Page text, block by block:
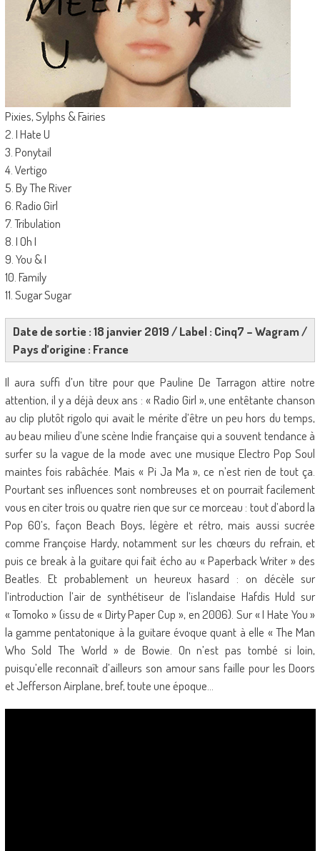
Pixies, Sylphs & Fairies
2. I Hate U
3. Ponytail
4. Vertigo
5. By The River
6. Radio Girl
7. Tribulation
8. I Oh I
9. You & I
10. Family
11. Sugar Sugar
Date de sortie : 18 janvier 2019 / Label : Cinq7 – Wagram /
Pays d’origine : France
Il aura suffi d’un titre pour que Pauline De Tarragon attire notre
attention, il y a déjà deux ans : « Radio Girl », une entêtante chanson
au clip plutôt rigolo qui avait le mérite d’être un peu hors du temps,
au beau milieu d’une scène Indie française qui a souvent tendance à
surfer su la vague de la mode avec une musique Electro Pop Soul
maintes fois rabâchée. Mais « Pi Ja Ma », ce n’est rien de tout ça.
Pourtant ses influences sont nombreuses et on pourrait facilement
vous en citer trois ou quatre rien que sur ce morceau : tout d’abord la
Pop 60’s, façon Beach Boys, légère et rétro, mais aussi sucrée
comme Françoise Hardy, notamment sur les chœurs du refrain, et
puis ce break à la guitare qui fait écho au « Paperback Writer » des
Beatles. Et probablement un heureux hasard : on décèle sur
l’introduction l’air de synthétiseur de l’islandaise Hafdis Huld sur
« Tomoko » (issu de « Dirty Paper Cup », en 2006). Sur « I Hate You »
la gamme pentatonique à la guitare évoque quant à elle « The Man
Who Sold The World » de Bowie. On n’est pas tombé si loin,
puisqu’elle reconnaît d’ailleurs son amour sans faille pour les Doors
et Jefferson Airplane, bref, toute une époque…